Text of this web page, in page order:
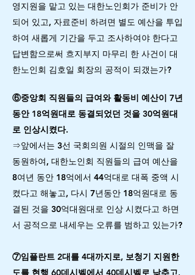
영지원을 맡고 있는 대한노인회가 준비가 안
되어 있고, 자료준비 하려면 별도 예산을 투입
하여 새롭게 기간을 두고 조사하여야 한다고
답변함으로써 흐지부지 마무리 한 사건이 대
한노인회 김호일 회장의 공적이 되갰는가?
⑥중앙회 직원들의 급여와 활동비 예산이 7년
동안 18억원대로 동결되었던 것을 30억원대
로 인상시켰다.
⇒앞에서는 3선 국회의원 시절의 인맥을 잘
동원하여, 대한노인회 직원들의 급여 예산을
8여년 동안 18억에서 44억대로 대폭 중액 시
켰다고 해놓고, 다시 7년동안 18억원대로 동
결된 것을 30억대원대로 인상 시켰다고 하면
서 공적으로 내세우는 오류를 범하고 있는가?
⑦임플란트 2대를 4대까지로, 보청기 지원한
도를 현행 60데시벨에서 40데시벨로 낮추고,